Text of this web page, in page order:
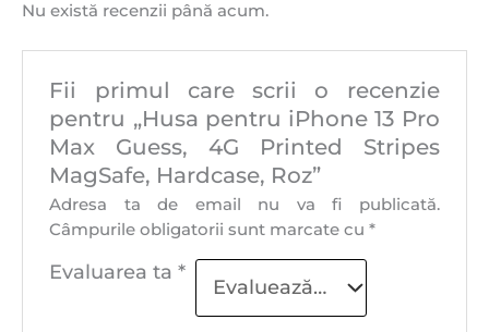
Nu există recenzii până acum.
Fii primul care scrii o recenzie
pentru „Husa pentru iPhone 13 Pro
Max Guess, 4G Printed Stripes
MagSafe, Hardcase, Roz”
Adresa ta de email nu va fi publicată.
Câmpurile obligatorii sunt marcate cu*
Evaluarea ta*